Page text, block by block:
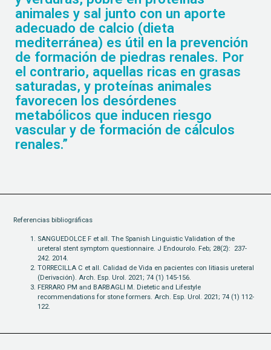
animales y sal junto con un aporte
adecuado de calcio (dieta
mediterránea) es útil en la prevención
de formación de piedras renales. Por
el contrario, aquellas ricas en grasas
saturadas, y proteínas animales
favorecen los desórdenes
metabólicos que inducen riesgo
vascular y de formación de cálculos
renales.”
Referencias bibliográficas
SANGUEDOLCE F et all. The Spanish Linguistic Validation of the
ureteral stent symptom questionnaire. J Endourolo. Feb; 28(2):
237-
242. 2014.
TORRECILLA C et all. Calidad de Vida en pacientes con litiasis ureteral
(Derivación). Arch. Esp. Urol. 2021; 74 (1) 145-156.
FERRARO PM and BARBAGLI M. Dietetic and Lifestyle
recommendations for stone formers. Arch. Esp. Urol. 2021; 74 (1) 112-
122.